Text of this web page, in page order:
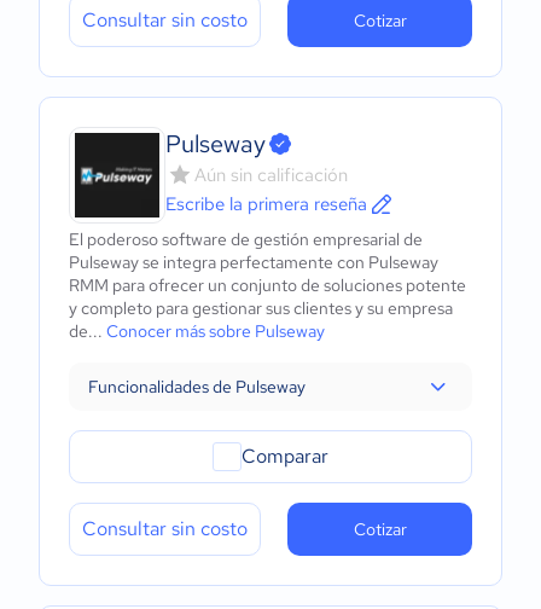
Consultar sin costo Cotizar
Pulseway
Aún sin calificación
Escribe la primera reseña
El poderoso software de gestión empresarial de
Pulseway se integra perfectamente con Pulseway
RMM para ofrecer un conjunto de soluciones potente
y completo para gestionar sus clientes y su empresa
de... Conocer más sobre Pulseway
Funcionalidades de Pulseway
Comparar
Consultar sin costo Cotizar